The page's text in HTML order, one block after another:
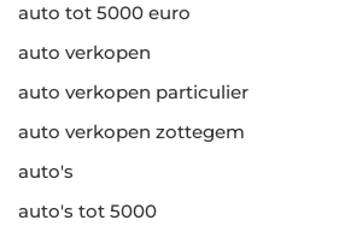
auto tot 5000 euro
auto verkopen
auto verkopen particulier
auto verkopen zottegem
auto's
auto's tot 5000